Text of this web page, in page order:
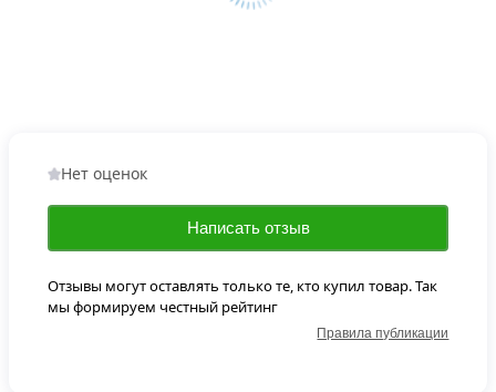
Нет оценок
Написать отзыв
Отзывы могут оставлять только те, кто купил товар. Так
мы формируем честный рейтинг
Правила публикации